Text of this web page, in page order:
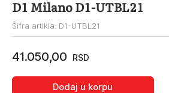
D1 Milano D1-UTBL21
Šifra artikla: D1-UTBL21
41.050,00 RSD
Dodaj u korpu